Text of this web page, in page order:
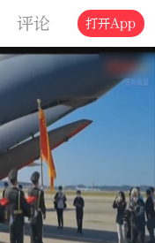
评论 交通 文旅
打开App